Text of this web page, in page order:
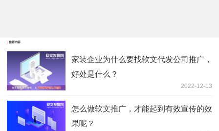
推荐内容
家装企业为什么要找软文代发公司推广，
好处是什么？
2022-12-13
怎么做软文推广，才能起到有效宣传的效
果呢？